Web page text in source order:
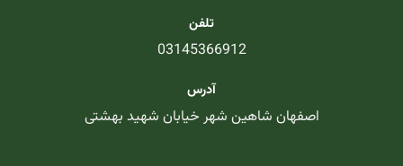
تلفن
03145366912
آدرس
اصفهان شاهین شهر خیابان شهید بهشتی